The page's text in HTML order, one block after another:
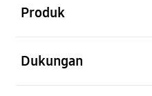
Produk
Dukungan